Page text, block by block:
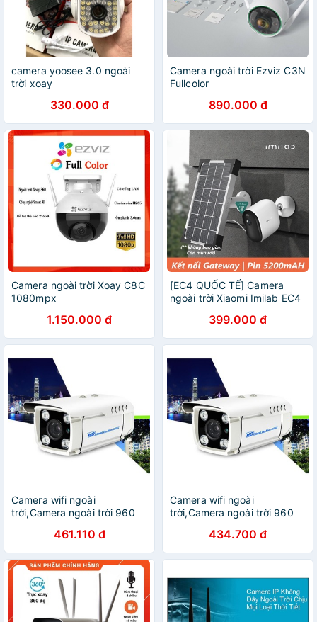
camera yoosee 3.0 ngoài
trời xoay
330.000 đ
Camera ngoài trời Ezviz C3N
Fullcolor
890.000 đ
Camera ngoài trời Xoay C8C
1080mpx
1.150.000 đ
[EC4 QUỐC TẾ] Camera
ngoài trời Xiaomi Imilab EC4
Xiaomi Imilab EC4
CMSXJ31A
399.000 đ
Camera wifi ngoài
trời,Camera ngoài trời 960
nhà bạn 24/24H
461.110 đ
Camera wifi ngoài
trời,Camera ngoài trời 960
nhà bạn 24/24H
434.700 đ